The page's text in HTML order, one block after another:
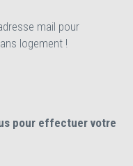
mail pour
logement !
pour effectuer votre